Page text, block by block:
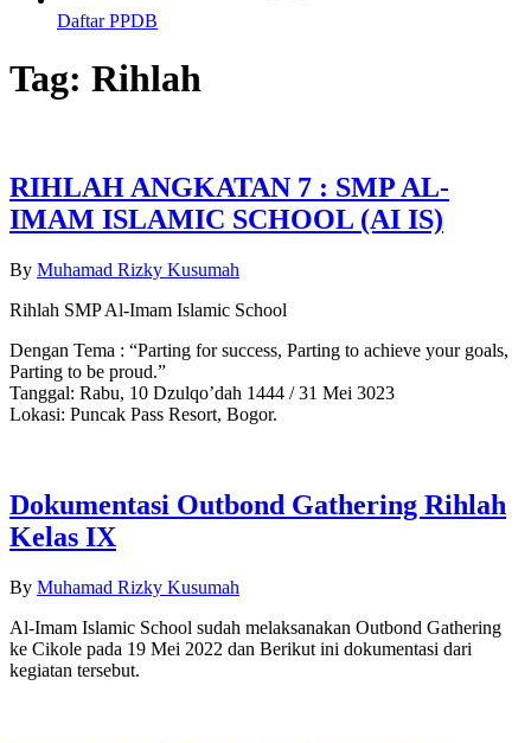
Daftar PPDB
Tag: Rihlah
RIHLAH ANGKATAN 7 : SMP AL-
IMAM ISLAMIC SCHOOL (AI IS)
By Muhamad Rizky Kusumah
Rihlah SMP Al-Imam Islamic School
Dengan Tema : “Parting for success, Parting to achieve your goals,
Parting to be proud.”
Tanggal: Rabu, 10 Dzulqo’dah 1444 / 31 Mei 3023
Lokasi: Puncak Pass Resort, Bogor.
Dokumentasi Outbond Gathering Rihlah
Kelas IX
By Muhamad Rizky Kusumah
Al-Imam Islamic School sudah melaksanakan Outbond Gathering
ke Cikole pada 19 Mei 2022 dan Berikut ini dokumentasi dari
kegiatan tersebut.